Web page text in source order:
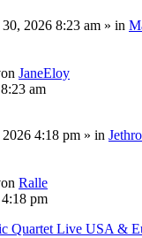
2026 8:23 am » in
JaneEloy
am
2026 4:18 pm » in
Ralle
pm
Quartet Live USA &